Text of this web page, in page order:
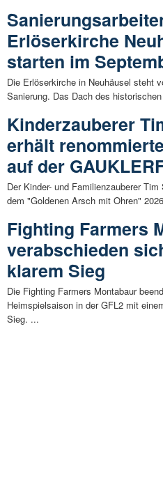
Erlöserkirche
starten im
Die Erlöserkirche in Neuhäusel steht
Sanierung. Das Dach des
Kinderzauberer
erhält
auf der
Der Kinder- und Familienzauberer
dem "Goldenen Arsch mit Ohren"
Fighting Farmers
verabschieden
klarem Sieg
Die Fighting Farmers Montabaur
Heimspielsaison in der GFL2 mit
Sieg. ...